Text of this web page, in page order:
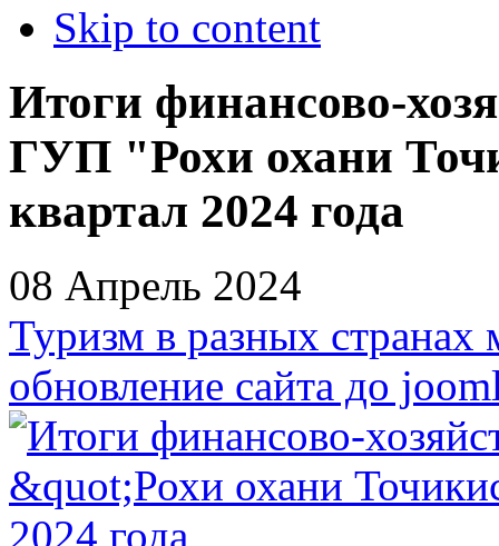
Skip to content
Итоги финансово-
ГУП "Рохи охани
квартал 2024 года
08 Апрель 2024
Туризм в разных странах
обновление сайта до